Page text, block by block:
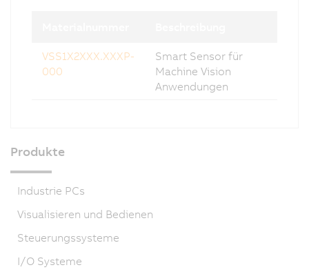
VSS1X2XXX.XXXP-
000
Smart Sensor für
Machine Vision
Anwendungen
Produkte
Industrie PCs
Visualisieren und Bedienen
Steuerungssysteme
I/O Systeme